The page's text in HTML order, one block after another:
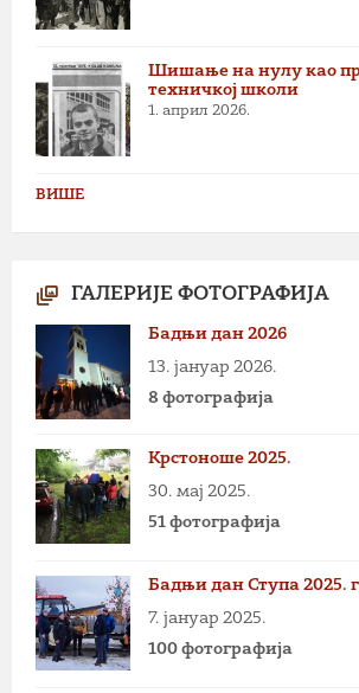
Шишање на нулу као
техничкој школи
1. април 2026.
ВИШЕ
ГАЛЕРИЈЕ ФОТОГРАФИЈА
Бадњи дан 2026
13. јануар 2026.
8 фотографија
Крстоноше 2025.
30. мај 2025.
51 фотографија
Бадњи дан Ступа 2025.
7. јануар 2025.
100 фотографија